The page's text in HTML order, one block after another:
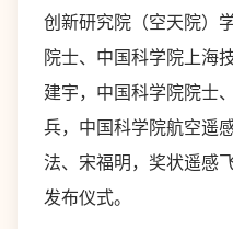
创新研究院（空天院）
院士、中国科学院上海
建宇，中国科学院院士
兵，中国科学院航空遥
法、宋福明，奖状遥感
发布仪式。